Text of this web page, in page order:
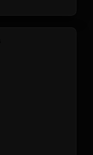
1 Clases